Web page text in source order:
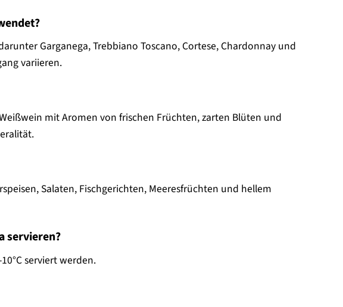
Garganega, Trebbiano Toscano, Cortese, Chardonnay und
variieren.
mit Aromen von frischen Früchten, zarten Blüten und
Salaten, Fischgerichten, Meeresfrüchten und hellem
servieren?
serviert werden.